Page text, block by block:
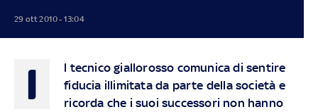
29 ott 2010 - 13:04
I
l tecnico giallorosso comunica di sentire
fiducia illimitata da parte della società e
ricorda che i suoi successori non hanno